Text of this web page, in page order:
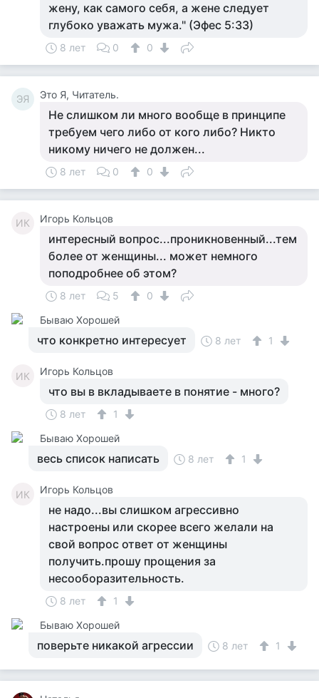
жену, как самого себя, а жене следует
глубоко уважать мужа." (Эфес 5:33)
8 лет 0 0
ЭЯ Это Я, Читатель.
Не слишком ли много вообще в принципе
требуем чего либо от кого либо? Никто
никому ничего не должен...
8 лет 0 0
ИК Игорь Кольцов
интересный вопрос...проникновенный...тем
более от женщины... может немного
поподробнее об этом?
8 лет 5
0
Бываю Хорошей
что конкретно интересует 8 лет 1
ИК Игорь Кольцов
что вы в вкладываете в понятие - много?
8 лет
1
Бываю Хорошей
весь список написать 8 лет 1
ИК Игорь Кольцов
не надо...вы слишком агрессивно
настроены или скорее всего желали на
свой вопрос ответ от женщины
получить.прошу прощения за
несооборазительность.
8 лет
1
Бываю Хорошей
поверьте никакой агрессии 8 лет 1